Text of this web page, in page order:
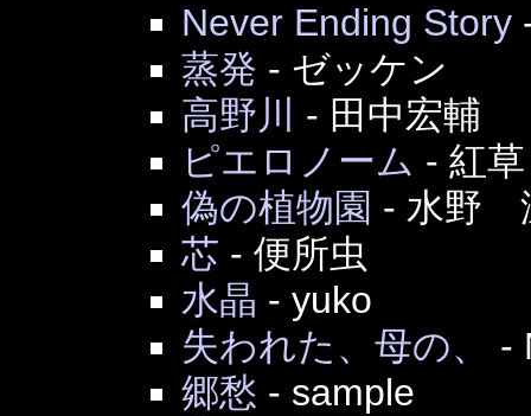
Never Ending Story
蒸発 - ゼッケン
高野川
- 田中宏輔
ピエロノーム - 紅草
偽の植物園 - 水野
芯 - 便所虫
水晶 - yuko
失われた、母の、
-
郷愁 - sample